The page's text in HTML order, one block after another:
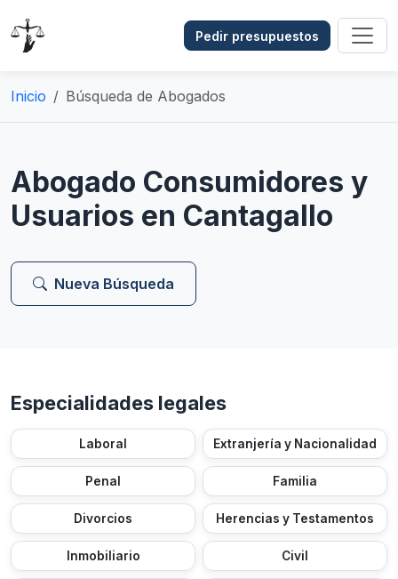
Pedir presupuestos
Inicio Búsqueda de Abogados
Abogado Consumidores y
Usuarios en Cantagallo
Nueva Búsqueda
Especialidades legales
Laboral Extranjería y Nacionalidad
Penal Familia
Divorcios Herencias y Testamentos
Inmobiliario Civil